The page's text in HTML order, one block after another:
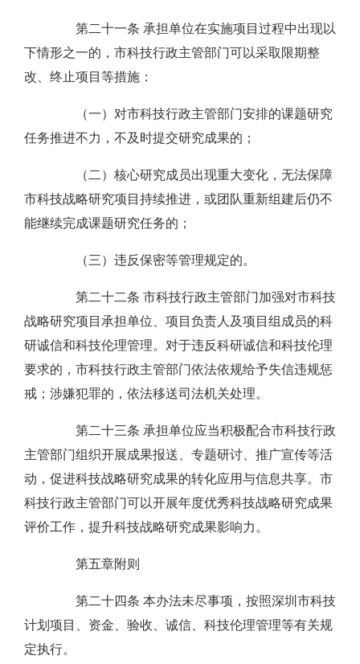
第二十一条 承担单位在实施项目过程中出现以
下情形之一的，市科技行政主管部门可以采取限期整
改、终止项目等措施：
（一）对市科技行政主管部门安排的课题研究
任务推进不力，不及时提交研究成果的；
（二）核心研究成员出现重大变化，无法保障
市科技战略研究项目持续推进，或团队重新组建后仍不
能继续完成课题研究任务的；
（三）违反保密等管理规定的。
第二十二条 市科技行政主管部门加强对市科技
战略研究项目承担单位、项目负责人及项目组成员的科
研诚信和科技伦理管理。对于违反科研诚信和科技伦理
要求的，市科技行政主管部门依法依规给予失信违规惩
戒；涉嫌犯罪的，依法移送司法机关处理。
第二十三条 承担单位应当积极配合市科技行政
主管部门组织开展成果报送、专题研讨、推广宣传等活
动，促进科技战略研究成果的转化应用与信息共享。市
科技行政主管部门可以开展年度优秀科技战略研究成果
评价工作，提升科技战略研究成果影响力。
第五章附则
第二十四条 本办法未尽事项，按照深圳市科技
计划项目、资金、验收、诚信、科技伦理管理等有关规
定执行。